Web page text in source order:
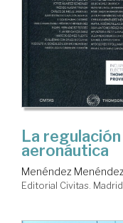
La
aeronáutica
Menéndez
Editorial Civitas.